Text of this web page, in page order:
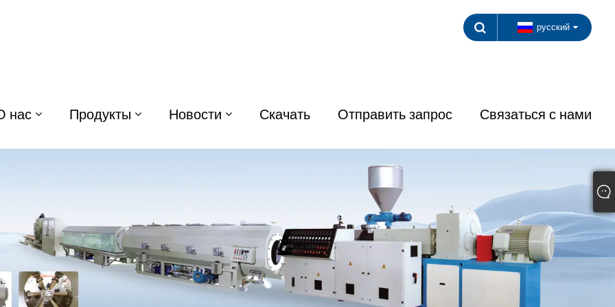
русский
нас Продукты Новости Скачать Отправить запрос Связаться с нами